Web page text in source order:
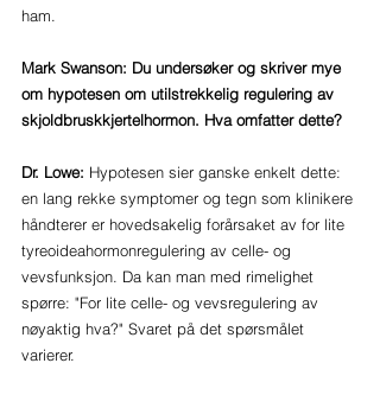
ham.
Mark Swanson: Du undersøker og skriver mye
om hypotesen om utilstrekkelig regulering av
skjoldbruskkjertelhormon. Hva omfatter dette?
Dr. Lowe: Hypotesen sier ganske enkelt dette:
en lang rekke symptomer og tegn som klinikere
håndterer er hovedsakelig forårsaket av for lite
tyreoideahormonregulering av celle- og
vevsfunksjon. Da kan man med rimelighet
spørre: "For lite celle- og vevsregulering av
nøyaktig hva?" Svaret på det spørsmålet
varierer.